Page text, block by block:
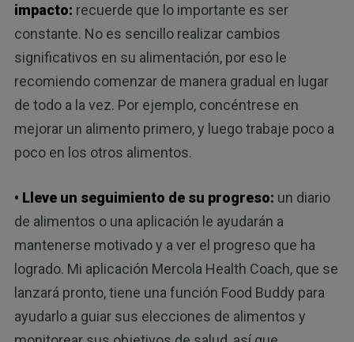
impacto: recuerde que lo importante es ser
constante. No es sencillo realizar cambios
significativos en su alimentación, por eso le
recomiendo comenzar de manera gradual en lugar
de todo a la vez. Por ejemplo, concéntrese en
mejorar un alimento primero, y luego trabaje poco a
poco en los otros alimentos.
• Lleve un seguimiento de su progreso: un diario
de alimentos o una aplicación le ayudarán a
mantenerse motivado y a ver el progreso que ha
logrado. Mi aplicación Mercola Health Coach, que se
lanzará pronto, tiene una función Food Buddy para
ayudarlo a guiar sus elecciones de alimentos y